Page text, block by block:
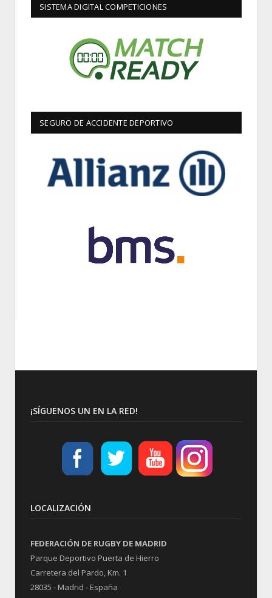
SISTEMA DIGITAL COMPETICIONES
SEGURO DE ACCIDENTE DEPORTIVO
¡SÍGUENOS UN EN LA RED!
LOCALIZACIÓN
FEDERACIÓN DE RUGBY DE MADRID
Parque Deportivo Puerta de Hierro
Carretera del Pardo, Km. 1
28035 - Madrid - España